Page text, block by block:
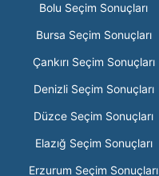
Bolu Seçim Sonuçları
Bursa Seçim Sonuçları
Çankırı Seçim Sonuçları
Denizli Seçim Sonuçları
Düzce Seçim Sonuçları
Elazığ Seçim Sonuçları
Erzurum Seçim Sonuçları